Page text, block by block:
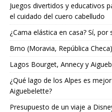
Juegos divertidos y educativos
el cuidado del cuero cabelludo
¿Cama elástica en casa? Sí, por
Brno (Moravia, República
Lagos Bourget, Annecy y
¿Qué lago de los Alpes es
Aiguebelette?
Presupuesto de un viaje a